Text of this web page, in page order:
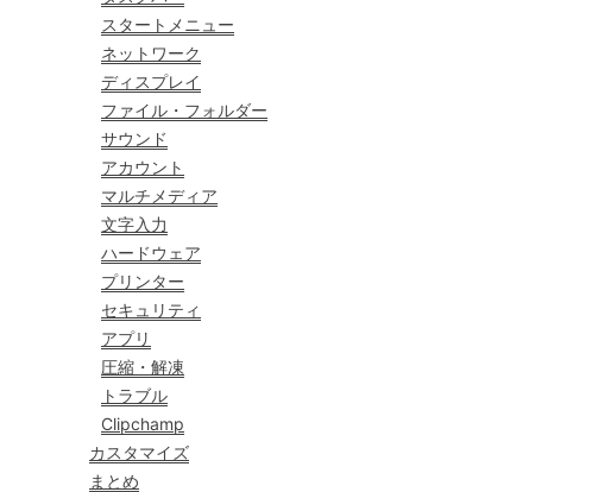
スタートメニュー
ネットワーク
ディスプレイ
ファイル・フォルダー
サウンド
アカウント
マルチメディア
文字入力
ハードウェア
プリンター
セキュリティ
アプリ
圧縮・解凍
トラブル
Clipchamp
カスタマイズ
まとめ